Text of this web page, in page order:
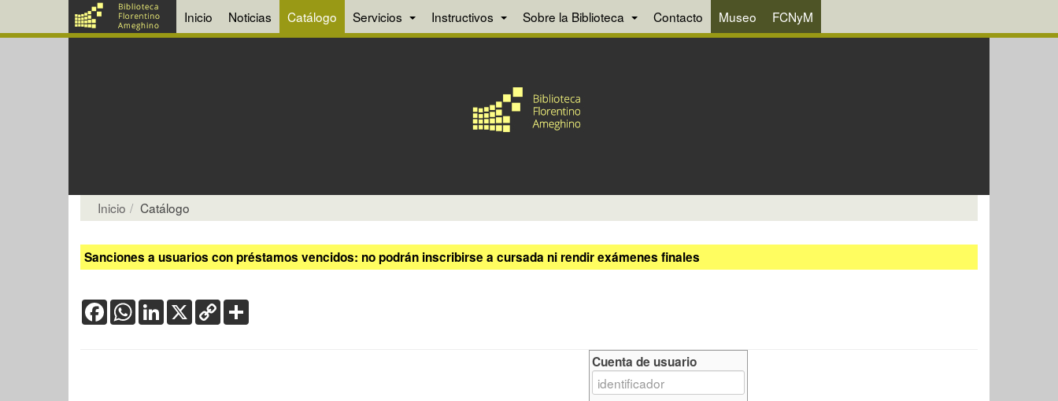
Inicio Noticias Catálogo Servicios Instructivos Sobre la Biblioteca Contacto Museo FCNyM
Inicio Catálogo
Sanciones a usuarios con préstamos vencidos: no podrán inscribirse a cursada ni rendir exámenes finales
FacebookWhatsApp
LinkedIn
X Copy
Link
Cuenta de usuario